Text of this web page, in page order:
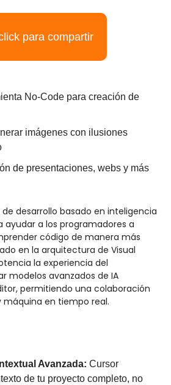
para compartir
No-Code para creación de
imágenes con ilusiones
de presentaciones, webs y más
desarrollo basado en inteligencia
ayudar a los programadores a
código de manera más
en la arquitectura de Visual
la experiencia del
modelos avanzados de IA
permitiendo una colaboración
en tiempo real.
Avanzada: Cursor
de tu proyecto completo, no